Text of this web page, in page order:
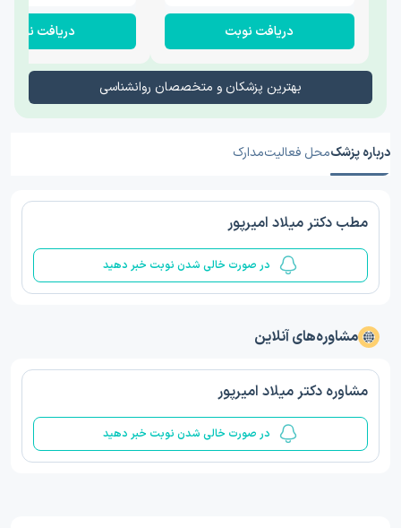
دریافت نوبت دریافت نوبت
بهترین پزشکان و متخصصان روانشناسی
درباره پزشکمحل فعالیتمدارک
مطب دکتر میلاد امیرپور
در صورت خالی شدن نوبت خبر دهید
مشاوره‌های آنلاین
مشاوره دکتر میلاد امیرپور
در صورت خالی شدن نوبت خبر دهید